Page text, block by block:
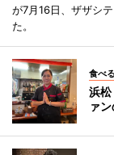
が7月16日、ザザシ
た。
食べる
浜
ァ